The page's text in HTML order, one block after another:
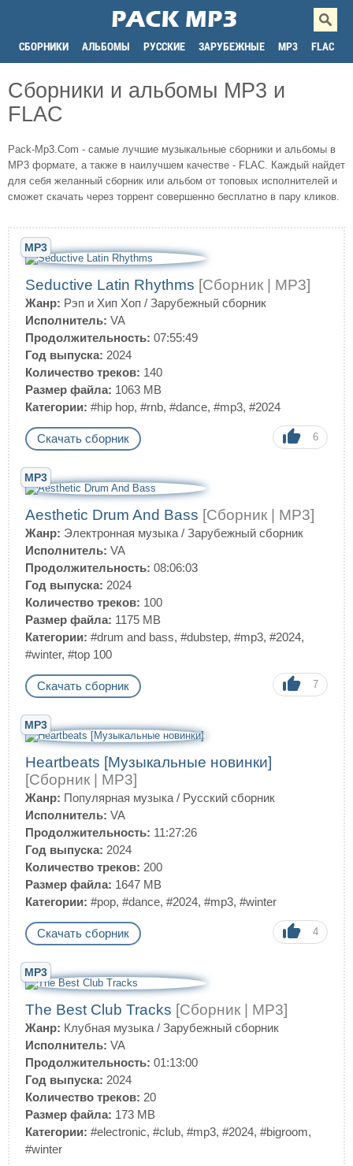
СБОРНИКИ АЛЬБОМЫ РУССКИЕ ЗАРУБЕЖНЫЕ MP3 FLAC
Сборники и альбомы MP3 и
FLAC
Pack-Mp3.Com - самые лучшие музыкальные сборники и альбомы в
MP3 формате, а также в наилучшем качестве - FLAC. Каждый найдет
для себя желанный сборник или альбом от топовых исполнителей и
сможет скачать через торрент совершенно бесплатно в пару кликов.
MP3
Seductive Latin Rhythms [Сборник | MP3]
Жанр: Рэп и Хип Хоп / Зарубежный сборник
Исполнитель: VA
Продолжительность: 07:55:49
Год выпуска: 2024
Количество треков: 140
Размер файла: 1063 MB
Категории: #hip hop, #rnb, #dance, #mp3, #2024
Скачать сборник 6
MP3
Aesthetic Drum And Bass [Сборник | MP3]
Жанр: Электронная музыка / Зарубежный сборник
Исполнитель: VA
Продолжительность: 08:06:03
Год выпуска: 2024
Количество треков: 100
Размер файла: 1175 MB
Категории: #drum and bass, #dubstep, #mp3, #2024,
#winter, #top 100
Скачать сборник 7
MP3
Heartbeats [Музыкальные новинки]
[Сборник | MP3]
Жанр: Популярная музыка / Русский сборник
Исполнитель: VA
Продолжительность: 11:27:26
Год выпуска: 2024
Количество треков: 200
Размер файла: 1647 MB
Категории: #pop, #dance, #2024, #mp3, #winter
Скачать сборник 4
MP3
The Best Club Tracks [Сборник | MP3]
Жанр: Клубная музыка / Зарубежный сборник
Исполнитель: VA
Продолжительность: 01:13:00
Год выпуска: 2024
Количество треков: 20
Размер файла: 173 MB
Категории: #electronic, #club, #mp3, #2024, #bigroom,
#winter